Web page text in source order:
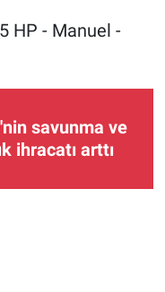
HP - Manuel -
savunma ve
ihracatı arttı